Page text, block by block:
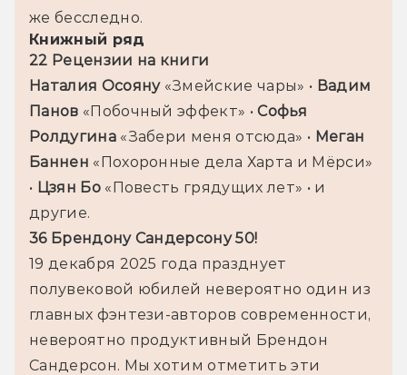
же бесследно.
Книжный ряд
22 Рецензии на книги
Наталия Осояну «Змейские чары» • Вадим
Панов «Побочный эффект» • Софья
Ролдугина «Забери меня отсюда» • Меган
Баннен «Похоронные дела Харта и Мёрси»
• Цзян Бо «Повесть грядущих лет» • и
другие.
36 Брендону Сандерсону 50!
19 декабря 2025 года празднует
полувековой юбилей невероятно один из
главных фэнтези-авторов современности,
невероятно продуктивный Брендон
Сандерсон. Мы хотим отметить эти